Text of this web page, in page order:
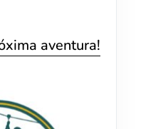
aventura!